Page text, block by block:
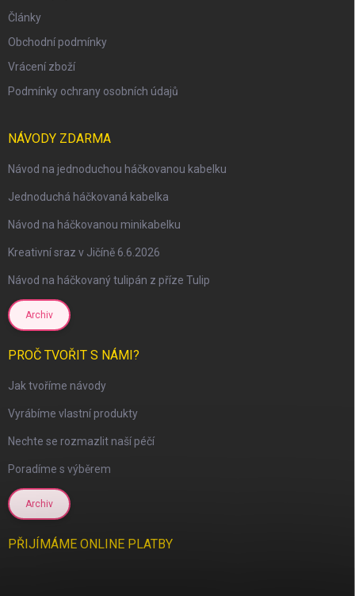
Články
Obchodní podmínky
Vrácení zboží
Podmínky ochrany osobních údajů
NÁVODY ZDARMA
Návod na jednoduchou háčkovanou kabelku
Jednoduchá háčkovaná kabelka
Návod na háčkovanou minikabelku
Kreativní sraz v Jičíně 6.6.2026
Návod na háčkovaný tulipán z příze Tulip
Archiv
PROČ TVOŘIT S NÁMI?
Jak tvoříme návody
Vyrábíme vlastní produkty
Nechte se rozmazlit naší péčí
Poradíme s výběrem
Archiv
PŘIJÍMÁME ONLINE PLATBY